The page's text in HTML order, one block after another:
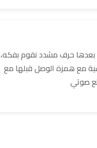
بعدها حرف مشدد نقوم بفكه،
مع همزة الوصل قبلها مع
صوتي